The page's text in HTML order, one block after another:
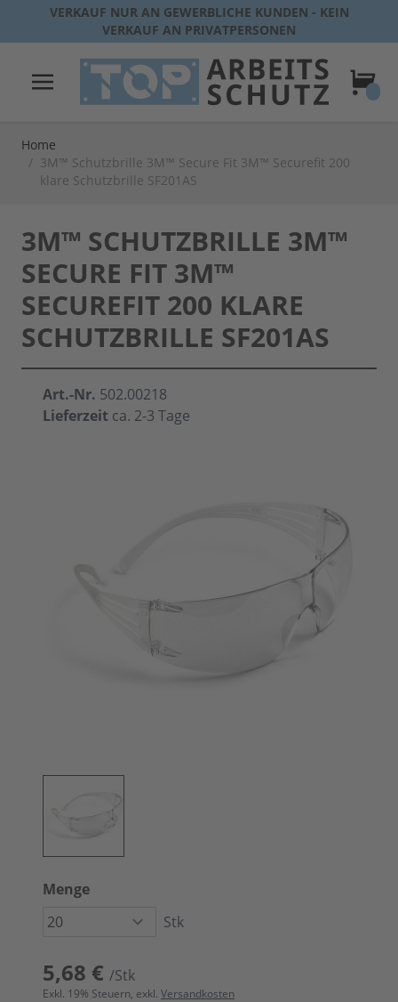
Direkt zum Inhalt
VERKAUF NUR AN GEWERBLICHE KUNDEN - KEIN
VERKAUF AN PRIVATPERSONEN
Home
/ 3M™ Schutzbrille 3M™ Secure Fit 3M™ Securefit 200
klare Schutzbrille SF201AS
3M™ SCHUTZBRILLE 3M™
SECURE FIT 3M™
SECUREFIT 200 KLARE
SCHUTZBRILLE SF201AS
Art.-Nr. 502.00218
Lieferzeit ca. 2-3 Tage
Menge
Stk
5,68 € /Stk
Exkl. 19% Steuern, exkl. Versandkosten